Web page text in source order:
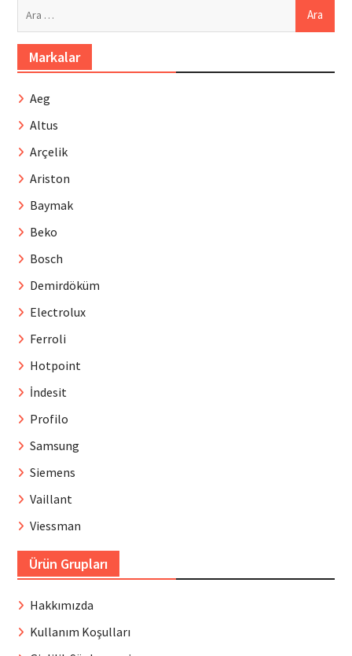
Markalar
Aeg
Altus
Arçelik
Ariston
Baymak
Beko
Bosch
Demirdöküm
Electrolux
Ferroli
Hotpoint
İndesit
Profilo
Samsung
Siemens
Vaillant
Viessman
Ürün Grupları
Hakkımızda
Kullanım Koşulları